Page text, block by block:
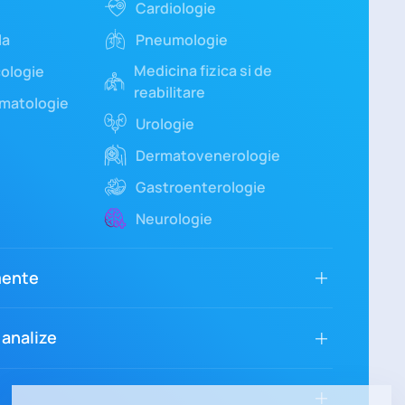
Cardiologie
Pneumologie
Medicina fizica si de
reabilitare
Urologie
Dermatovenerologie
Gastroenterologie
Neurologie